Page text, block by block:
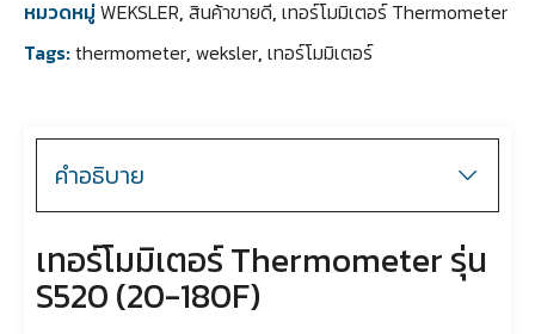
หมวดหมู่WEKSLER, สินค้าขายดี, เทอร์โมมิเตอร์ Thermometer
Tags:thermometer, weksler, เทอร์โมมิเตอร์
คำอธิบาย
เทอร์โมมิเตอร์ Thermometer รุ่น
S520 (20-180F)